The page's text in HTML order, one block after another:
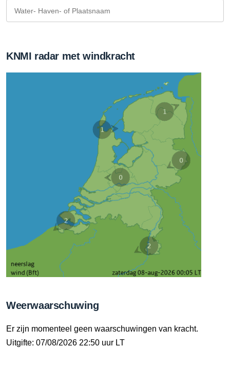
KNMI radar met windkracht
Weerwaarschuwing
Er zijn momenteel geen waarschuwingen van kracht.
Uitgifte: 07/08/2026 22:50 uur LT